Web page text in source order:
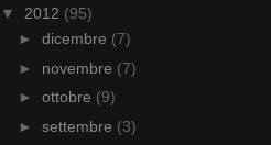
▼ 2012 (95)
►dicembre (7)
► novembre (7)
►ottobre (9)
►settembre (3)